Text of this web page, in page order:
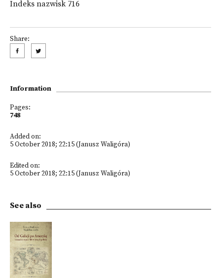
Indeks nazwisk 716
Share:
Information
Pages:
748
Added on:
5 October 2018; 22:15 (Janusz Waligóra)
Edited on:
5 October 2018; 22:15 (Janusz Waligóra)
See also